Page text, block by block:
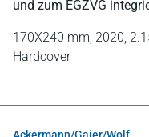
und zum EGZVG
170X240 mm, 2020,
Hardcover